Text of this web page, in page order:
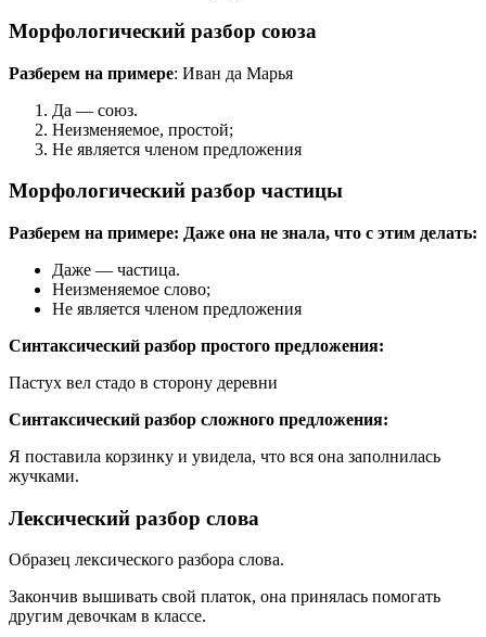
Морфологический разбор союза
Разберем на примере: Иван да Марья
Да — союз.
Неизменяемое, простой;
Не является членом предложения
Морфологический разбор частицы
Разберем на примере: Даже она не знала, что с этим делать:
Даже — частица.
Неизменяемое слово;
Не является членом предложения
Синтаксический разбор простого предложения:
Пастух вел стадо в сторону деревни
Синтаксический разбор сложного предложения:
Я поставила корзинку и увидела, что вся она заполнилась
жучками.
Лексический разбор слова
Образец лексического разбора слова.
Закончив вышивать свой платок, она принялась помогать
другим девочкам в классе.